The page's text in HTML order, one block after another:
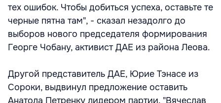
тех ошибок. Чтобы добиться успеха, оставьте те
черные пятна там", - сказал незадолго до
выборов нового председателя формирования
Георге Чобану, активист ДАЕ из района Леова.
Другой представитель ДАЕ, Юрие Тэнасе из
Сороки, выдвинул предложение оставить
Анатола Петренку лидером партии. "Вячеслав